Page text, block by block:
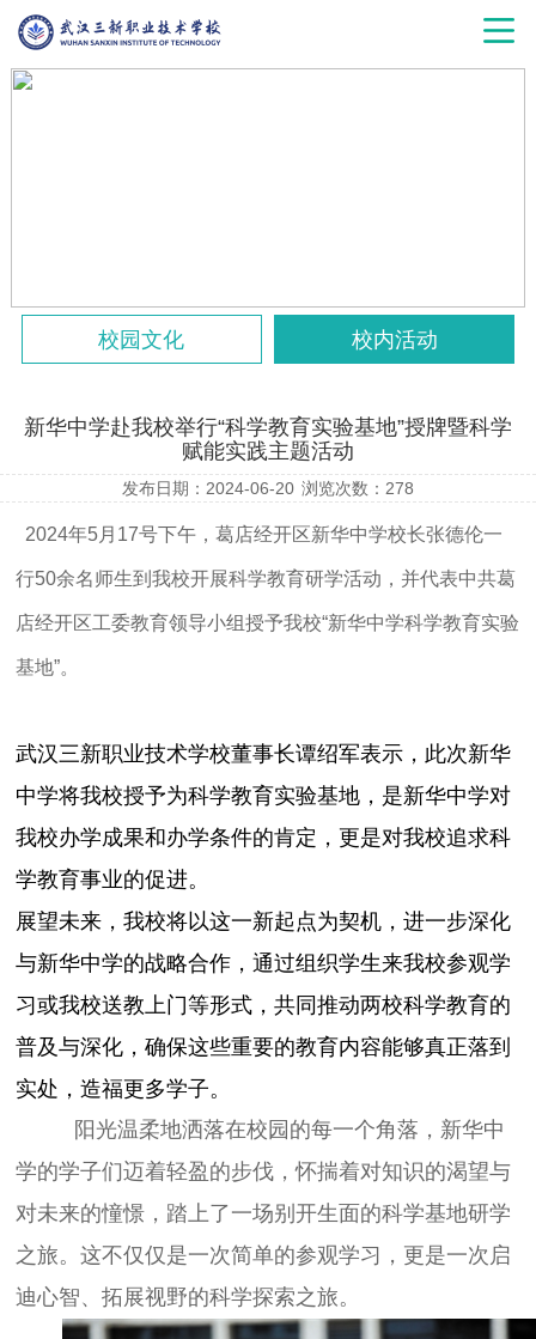
校园文化 校内活动
新华中学赴我校举行“科学教育实验基地”授牌暨科学
赋能实践主题活动
发布日期：2024-06-20 浏览次数： 278
2024年5月17号下午，葛店经开区新华中学校长张德伦一
行50余名师生到我校开展科学教育研学活动，并代表中共葛
店经开区工委教育领导小组授予我校“新华中学科学教育实验
基地”。
武汉三新职业技术学校董事长谭绍军表示，此次新华
中学将我校授予为科学教育实验基地，是新华中学对
我校办学成果和办学条件的肯定，更是对我校追求科
学教育事业的促进。
展望未来，我校将以这一新起点为契机，进一步深化
与新华中学的战略合作，通过组织学生来我校参观学
习或我校送教上门等形式，共同推动两校科学教育的
普及与深化，确保这些重要的教育内容能够真正落到
实处，造福更多学子。
阳光温柔地洒落在校园的每一个角落，新华中
学的学子们迈着轻盈的步伐，怀揣着对知识的渴望与
对未来的憧憬，踏上了一场别开生面的科学基地研学
之旅。这不仅仅是一次简单的参观学习，更是一次启
迪心智、拓展视野的科学探索之旅。